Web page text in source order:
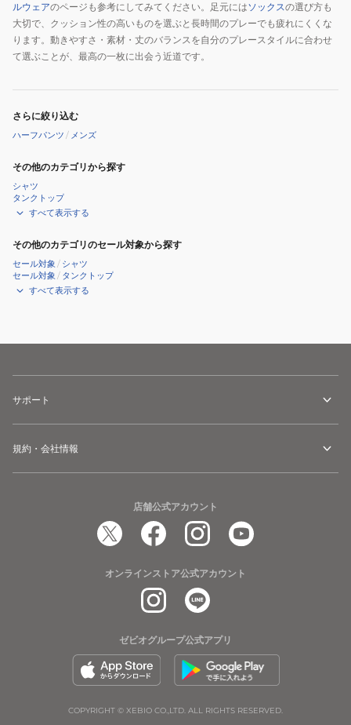
ルウェアのページも参考にしてみてください。足元にはソックスの選び方も
大切で、クッション性の高いものを選ぶと長時間のプレーでも疲れにくくな
ります。動きやすさ・素材・丈のバランスを自分のプレースタイルに合わせ
て選ぶことが、最高の一枚に出会う近道です。
さらに絞り込む
ハーフパンツ / メンズ
その他のカテゴリから探す
シャツ
タンクトップ
すべて表示する
その他のカテゴリのセール対象から探す
セール対象 / シャツ
セール対象 / タンクトップ
すべて表示する
サポート
規約・会社情報
店舗公式アカウント
オンラインストア公式アカウント
ゼビオグループ公式アプリ
COPYRIGHT © XEBIO CO.,LTD. ALL RIGHTS RESERVED.